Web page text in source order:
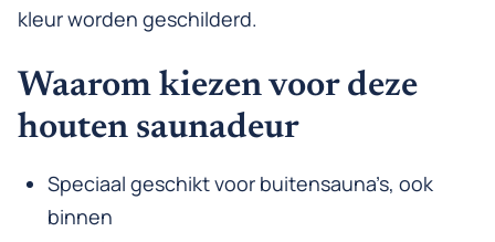
kleur worden geschilderd.
Waarom kiezen voor deze
houten saunadeur
Speciaal geschikt voor buitensauna’s, ook
binnen